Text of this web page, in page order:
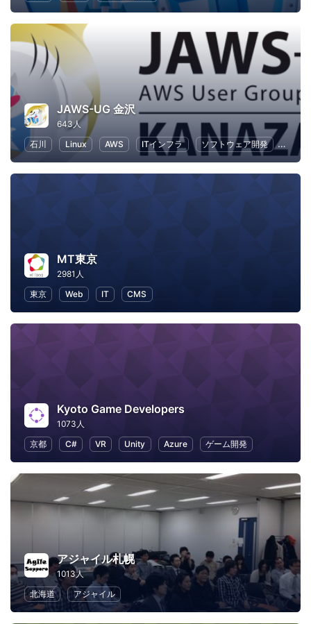
JAWS-UG 金沢
643人
石川
Linux AWS ITインフラ ソフトウェア開発 IT
MT東京
2981人
東京
Web IT CMS
Kyoto Game Developers
1073人
京都
C# VR Unity Azure ゲーム開発
アジャイル札幌
1013人
北海道
アジャイル